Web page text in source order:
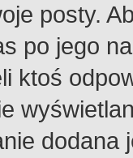
posty.
po jego
ktoś
dodana